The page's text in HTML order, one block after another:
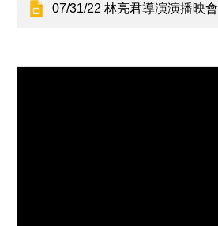
07/31/22 林亮君導演演播映會